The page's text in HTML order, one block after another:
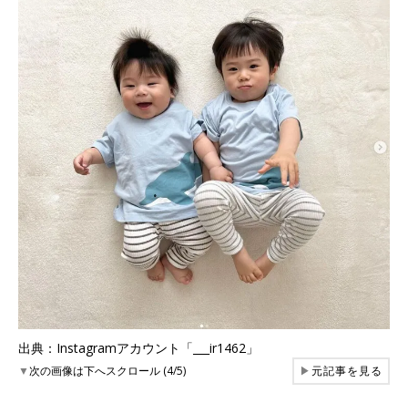
出典：Instagramアカウント「___ir1462」
▼次の画像は下へスクロール (4/5) ▶元記事を見る